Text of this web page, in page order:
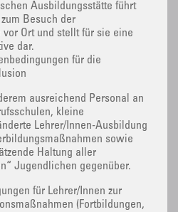
Ausbildungsstätte führt
Besuch der
vor Ort und stellt für sie eine
dar.
für die
ausreichend Personal an
kleine
Lehrer/Innen-Ausbildung
sowie
Haltung aller
Jugendlichen gegenüber.
für Lehrer/Innen zur
(Fortbildungen,